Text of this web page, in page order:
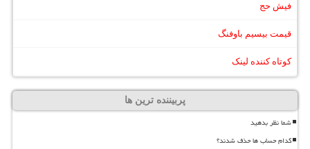
فیش حج
قیمت بیسیم باوفنگ
کوتاه کننده لینک
پربیننده ترین ها
شما نظر بدهید
کدام حساب ها حذف شدند؟